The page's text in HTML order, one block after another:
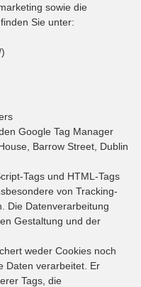
sowie die
Sie unter:
Google Tag Manager
Barrow Street, Dublin
Tags und HTML-Tags
von Tracking-
Die Datenverarbeitung
Gestaltung und der
weder Cookies noch
Daten verarbeitet. Er
Tags, die